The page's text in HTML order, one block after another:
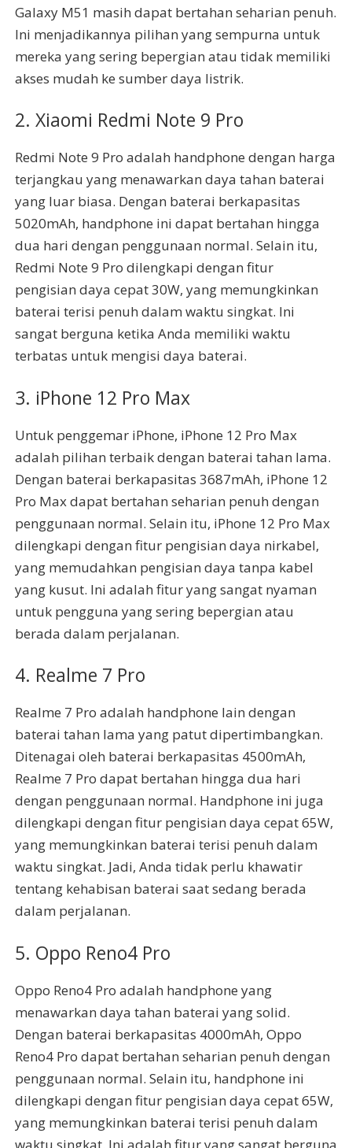
Galaxy M51 masih dapat bertahan seharian penuh.
Ini menjadikannya pilihan yang sempurna untuk
mereka yang sering bepergian atau tidak memiliki
akses mudah ke sumber daya listrik.
2. Xiaomi Redmi Note 9 Pro
Redmi Note 9 Pro adalah handphone dengan harga
terjangkau yang menawarkan daya tahan baterai
yang luar biasa. Dengan baterai berkapasitas
5020mAh, handphone ini dapat bertahan hingga
dua hari dengan penggunaan normal. Selain itu,
Redmi Note 9 Pro dilengkapi dengan fitur
pengisian daya cepat 30W, yang memungkinkan
baterai terisi penuh dalam waktu singkat. Ini
sangat berguna ketika Anda memiliki waktu
terbatas untuk mengisi daya baterai.
3. iPhone 12 Pro Max
Untuk penggemar iPhone, iPhone 12 Pro Max
adalah pilihan terbaik dengan baterai tahan lama.
Dengan baterai berkapasitas 3687mAh, iPhone 12
Pro Max dapat bertahan seharian penuh dengan
penggunaan normal. Selain itu, iPhone 12 Pro Max
dilengkapi dengan fitur pengisian daya nirkabel,
yang memudahkan pengisian daya tanpa kabel
yang kusut. Ini adalah fitur yang sangat nyaman
untuk pengguna yang sering bepergian atau
berada dalam perjalanan.
4. Realme 7 Pro
Realme 7 Pro adalah handphone lain dengan
baterai tahan lama yang patut dipertimbangkan.
Ditenagai oleh baterai berkapasitas 4500mAh,
Realme 7 Pro dapat bertahan hingga dua hari
dengan penggunaan normal. Handphone ini juga
dilengkapi dengan fitur pengisian daya cepat 65W,
yang memungkinkan baterai terisi penuh dalam
waktu singkat. Jadi, Anda tidak perlu khawatir
tentang kehabisan baterai saat sedang berada
dalam perjalanan.
5. Oppo Reno4 Pro
Oppo Reno4 Pro adalah handphone yang
menawarkan daya tahan baterai yang solid.
Dengan baterai berkapasitas 4000mAh, Oppo
Reno4 Pro dapat bertahan seharian penuh dengan
penggunaan normal. Selain itu, handphone ini
dilengkapi dengan fitur pengisian daya cepat 65W,
yang memungkinkan baterai terisi penuh dalam
waktu singkat. Ini adalah fitur yang sangat berguna